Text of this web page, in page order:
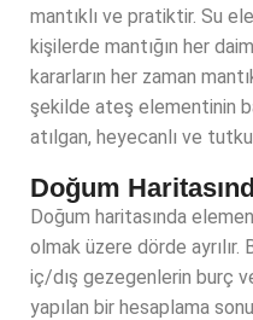
mantıklı ve pratiktir. Su
kişilerde mantığın her
kararların her zaman
şekilde ateş elementinin
atılgan, heyecanlı ve
Doğum
Doğum haritasında
olmak üzere dörde
iç/dış gezegenlerin burç
yapılan bir hesaplama